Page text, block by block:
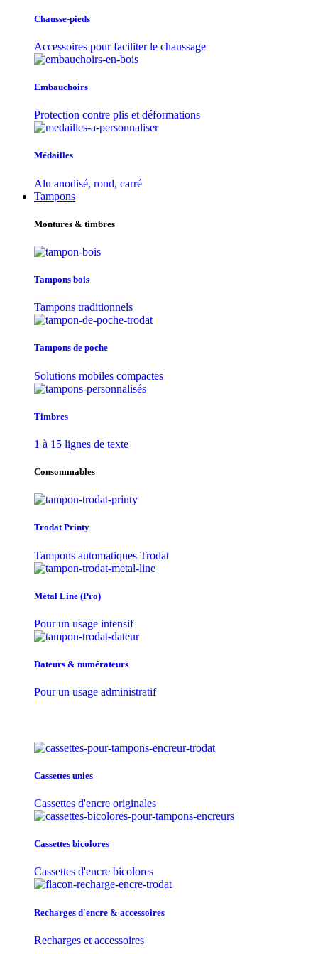
Chausse-pieds
Accessoires pour faciliter le chaussage
Embauchoirs
Protection contre plis et déformations
Médailles
Alu anodisé, rond, carré
Tampons
Montures & timbres
Tampons bois
Tampons traditionnels
Tampons de poche
Solutions mobiles compactes
Timbres
1 à 15 lignes de texte
Consommables
Trodat Printy
Tampons automatiques Trodat
Métal Line (Pro)
Pour un usage intensif
Dateurs & numérateurs
Pour un usage administratif
Cassettes unies
Cassettes d'encre originales
Cassettes bicolores
Cassettes d'encre bicolores
Recharges d'encre & accessoires
Recharges et accessoires